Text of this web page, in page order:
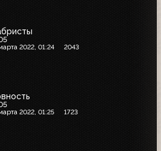
2022, 01:24 2043
2022, 01:25 1723